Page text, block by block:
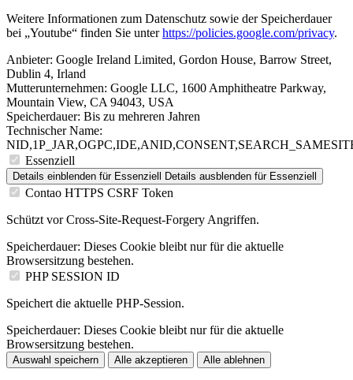
Weitere Informationen zum Datenschutz sowie der Speicherdauer
bei „Youtube“ finden Sie unterhttps://policies.google.com/privacy.
Anbieter: Google Ireland Limited, Gordon House, Barrow Street,
Dublin 4, Irland
Mutterunternehmen: Google LLC, 1600 Amphitheatre Parkway,
Mountain View, CA 94043, USA
Speicherdauer: Bis zu mehreren Jahren
Technischer Name:
Essenziell
Details einblenden für Essenziell Details ausblenden für Essenziell
Contao HTTPS CSRF Token
Schützt vor Cross-Site-Request-Forgery Angriffen.
Speicherdauer: Dieses Cookie bleibt nur für die aktuelle
Browsersitzung bestehen.
PHP SESSION ID
Speichert die aktuelle PHP-Session.
Speicherdauer: Dieses Cookie bleibt nur für die aktuelle
Browsersitzung bestehen.
Auswahl speichern Alle akzeptieren Alle ablehnen